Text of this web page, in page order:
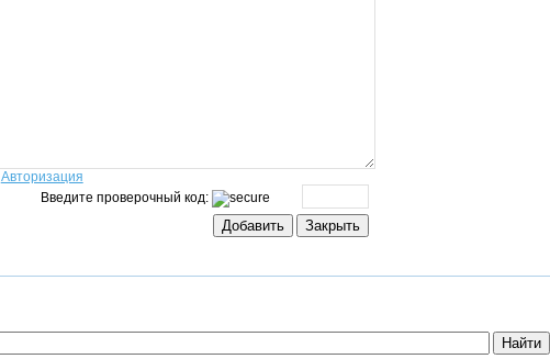
Авторизация
Введите проверочный код: